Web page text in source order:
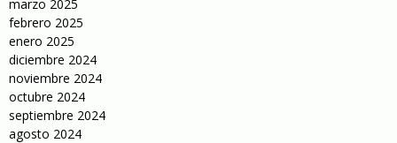
marzo 2025
febrero 2025
enero 2025
diciembre 2024
noviembre 2024
octubre 2024
septiembre 2024
agosto 2024